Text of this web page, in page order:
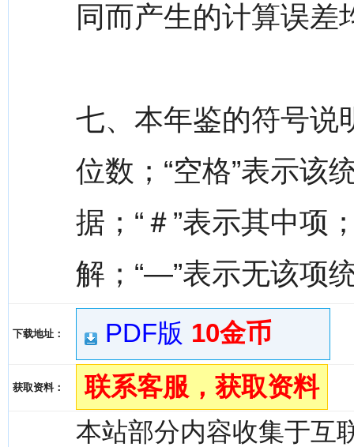
同而产生的计算误差
七、本年鉴的符号说
位数；“空格”表示该
据；“＃”表示其中项
解；“—”表示无该项
下载地址： PDF版 10金币
获取资料： 联系客服，获取资料
本站部分内容收集于互